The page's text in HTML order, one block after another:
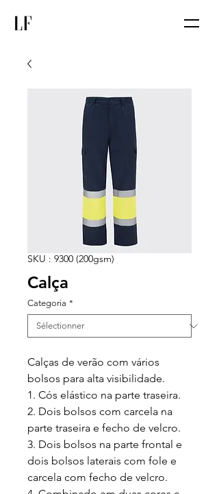
SKU : 9300 (200gsm)
Calça
Categoria *
Calças de verão com vários
bolsos para alta visibilidade.
1. Cós elástico na parte traseira.
2. Dois bolsos com carcela na
parte traseira e fecho de velcro.
3. Dois bolsos na parte frontal e
dois bolsos laterais com fole e
carcela com fecho de velcro.